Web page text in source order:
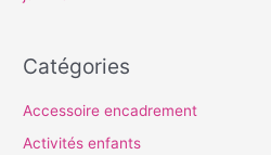
Catégories
Accessoire encadrement
Activités enfants